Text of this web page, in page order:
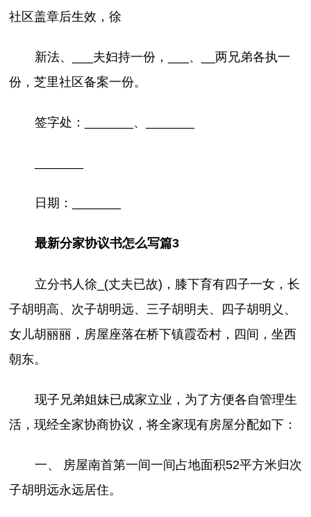
社区盖章后生效，徐
新法、___夫妇持一份，___、__两兄弟各执一
份，芝里社区备案一份。
签字处：_______、_______
日期：_______
最新分家协议书怎么写篇3
立分书人徐_(丈夫已故)，膝下育有四子一女，长
子胡明高、次子胡明远、三子胡明夫、四子胡明义、
女儿胡丽丽，房屋座落在桥下镇霞岙村，四间，坐西
朝东。
现子兄弟姐妹已成家立业，为了方便各自管理生
活，现经全家协商协议，将全家现有房屋分配如下：
一、 房屋南首第一间一间占地面积52平方米归次
子胡明远永远居住。